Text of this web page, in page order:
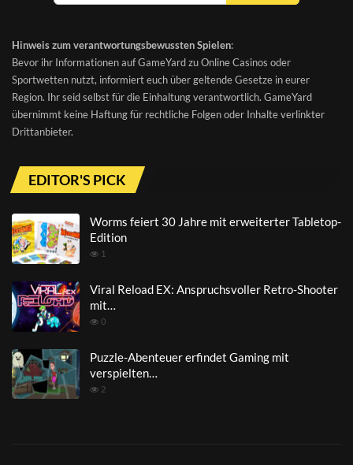
Hinweis zum verantwortungsbewussten Spielen:
Bevor ihr Informationen auf GameYard zu Online Casinos oder
Sportwetten nutzt, informiert euch über geltende Gesetze in eurer
Region. Ihr seid selbst für die Einhaltung verantwortlich. GameYard
übernimmt keine Haftung für rechtliche Folgen oder Inhalte verlinkter
Drittanbieter.
EDITOR'S PICK
Worms feiert 30 Jahre mit erweiterter Tabletop-
Edition
1
Viral Reload EX: Anspruchsvoller Retro-Shooter
mit…
0
Puzzle-Abenteuer erfindet Gaming mit
verspielten…
2